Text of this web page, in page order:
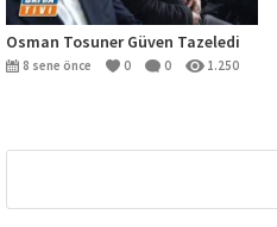
Osman Tosuner Güven Tazeledi
8 sene önce 0 0 1.250